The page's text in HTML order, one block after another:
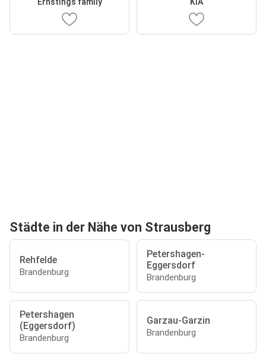
Städte in der Nähe von Strausberg
Rehfelde
Brandenburg
Petershagen-
Eggersdorf
Brandenburg
Petershagen
(Eggersdorf)
Brandenburg
Garzau-Garzin
Brandenburg